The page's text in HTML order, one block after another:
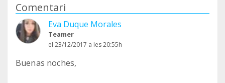
Comentari
Eva Duque Morales
Teamer
el 23/12/2017 a les 20:55h
Buenas noches,